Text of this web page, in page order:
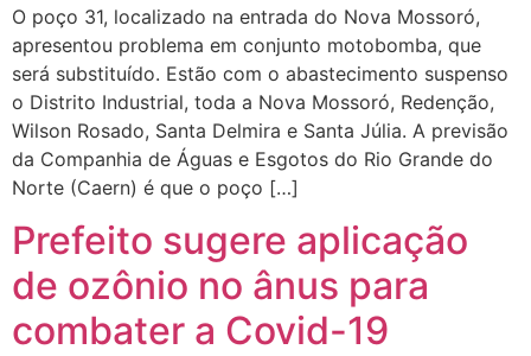
O poço 31, localizado na entrada do Nova Mossoró,
apresentou problema em conjunto motobomba, que
será substituído. Estão com o abastecimento suspenso
o Distrito Industrial, toda a Nova Mossoró, Redenção,
Wilson Rosado, Santa Delmira e Santa Júlia. A previsão
da Companhia de Águas e Esgotos do Rio Grande do
Norte (Caern) é que o poço […]
Prefeito sugere aplicação
de ozônio no ânus para
combater a Covid-19